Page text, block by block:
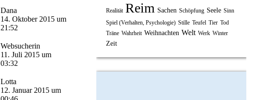
Dana
14. Oktober 2015 um
21:52
Websucherin
11. Juli 2015 um
03:32
Lotta
12. Januar 2015 um
Realität Reim Sachen Schöpfung Seele Sinn
Spiel (Verhalten, Psychologie) Stille Teufel Tier Tod
Träne Wahrheit Weihnachten Welt Werk Winter
Zeit